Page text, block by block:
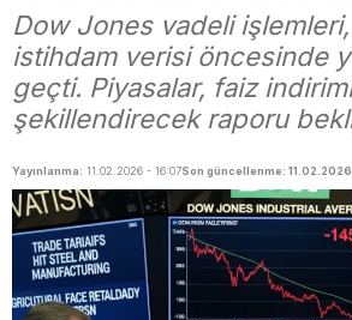
Dow Jones vadeli
istihdam verisi öncesinde
geçti. Piyasalar, faiz
şekillendirecek raporu
Yayınlanma: 11.02.2026 - 16:07Son güncellenme: 11.02.2026